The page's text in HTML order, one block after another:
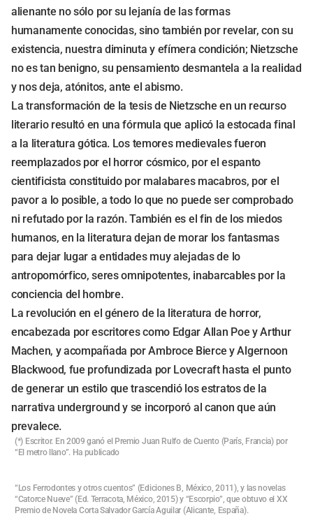
alienante no sólo por su lejanía de las formas
humanamente conocidas, sino también por revelar, con su
existencia, nuestra diminuta y efímera condición; Nietzsche
no es tan benigno, su pensamiento desmantela a la realidad
y nos deja, atónitos, ante el abismo.
La transformación de la tesis de Nietzsche en un recurso
literario resultó en una fórmula que aplicó la estocada final
a la literatura gótica. Los temores medievales fueron
reemplazados por el horror cósmico, por el espanto
cientificista constituido por malabares macabros, por el
pavor a lo posible, a todo lo que no puede ser comprobado
ni refutado por la razón. También es el fin de los miedos
humanos, en la literatura dejan de morar los fantasmas
para dejar lugar a entidades muy alejadas de lo
antropomórfico, seres omnipotentes, inabarcables por la
conciencia del hombre.
La revolución en el género de la literatura de horror,
encabezada por escritores como Edgar Allan Poe y Arthur
Machen, y acompañada por Ambroce Bierce y Algernoon
Blackwood, fue profundizada por Lovecraft hasta el punto
de generar un estilo que trascendió los estratos de la
narrativa underground y se incorporó al canon que aún
prevalece.
(*) Escritor. En 2009 ganó el Premio Juan Rulfo de Cuento (París, Francia) por
“El metro llano”. Ha publicado
“Los Ferrodontes y otros cuentos” (Ediciones B, México, 2011), y las novelas
“Catorce Nueve” (Ed. Terracota, México, 2015) y “Escorpio”, que obtuvo el XX
Premio de Novela Corta Salvador García Aguilar (Alicante, España).